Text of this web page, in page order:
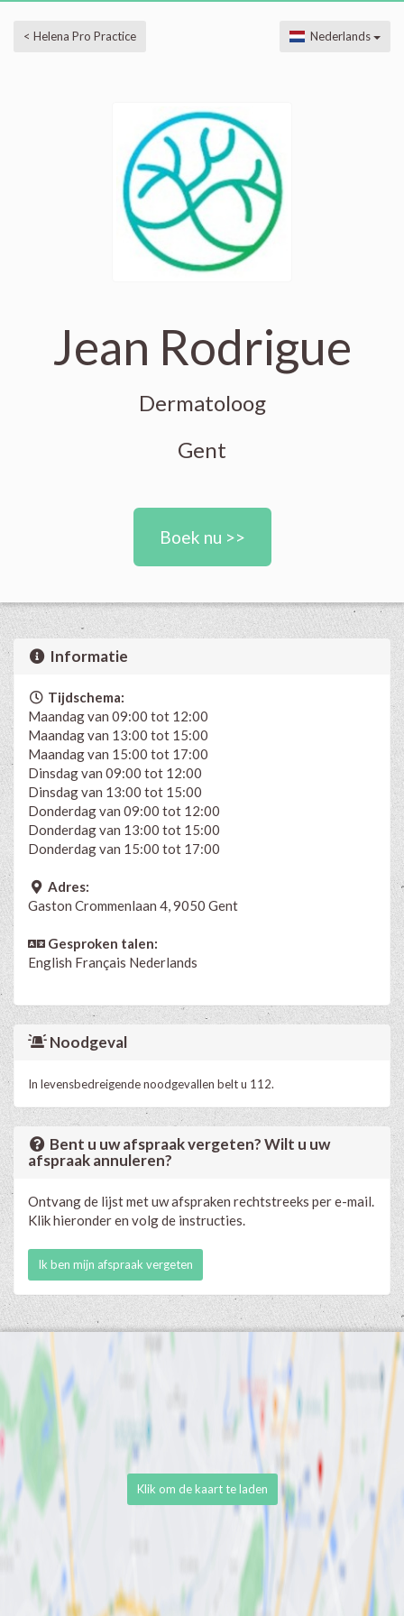
< Helena Pro Practice Nederlands
Jean Rodrigue
Dermatoloog
Gent
Boek nu >>
Informatie
Tijdschema:
Maandag van 09:00 tot 12:00
Maandag van 13:00 tot 15:00
Maandag van 15:00 tot 17:00
Dinsdag van 09:00 tot 12:00
Dinsdag van 13:00 tot 15:00
Donderdag van 09:00 tot 12:00
Donderdag van 13:00 tot 15:00
Donderdag van 15:00 tot 17:00
Adres:
Gaston Crommenlaan 4, 9050 Gent
Gesproken talen:
English Français Nederlands
Noodgeval
In levensbedreigende noodgevallen belt u 112.
Bent u uw afspraak vergeten? Wilt u uw
afspraak annuleren?
Ontvang de lijst met uw afspraken rechtstreeks per e-mail.
Klik hieronder en volg de instructies.
Ik ben mijn afspraak vergeten
Klik om de kaart te laden